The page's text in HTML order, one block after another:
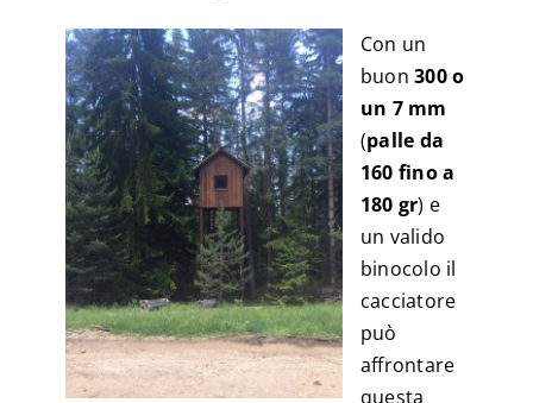
Con un
buon300 o
un 7 mm
(palle da
160 fino a
180 gr) e
un valido
binocolo il
cacciatore
può
affrontare
questa